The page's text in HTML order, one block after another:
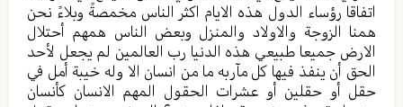
اتفاقا رؤساء الدول هذه الايام اكثر الناس مخمصةً وبلاءً نحن
همنا الزوجة والاولاد والمنزل وبعض الناس همهم أحتلال
الارض جميعا طبيعي هذه الدنيا رب العالمين لم يجعل لأحد
الحق أن ينفذ فيها كل مآربه ما من انسان الا وله خيبة أمل في
حقل أو حقلين أو عشرات الحقول المهم الانسان كأنسان